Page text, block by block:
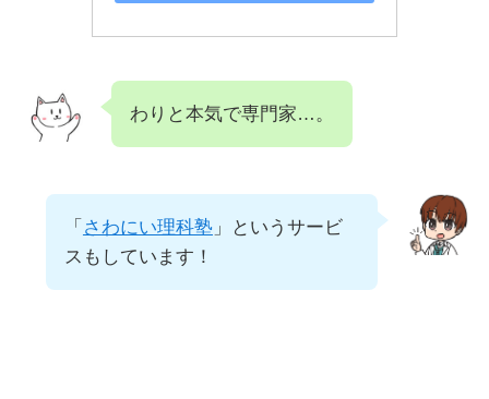
わりと本気で専門家…。
「 さわにい理科塾」というサービ
スもしています！